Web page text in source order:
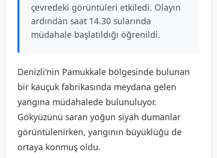
çevredeki görüntüleri etkiledi. Olayın
ardından saat 14.30 sularında
müdahale başlatıldığı öğrenildi.
Denizli'nin Pamukkale bölgesinde bulunan
bir kauçuk fabrikasında meydana gelen
yangına müdahalede bulunuluyor.
Gökyüzünü saran yoğun siyah dumanlar
görüntülenirken, yangının büyüklüğü de
ortaya konmuş oldu.